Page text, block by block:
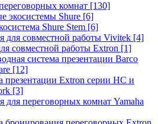
комнат [130]
экосистемы Shure [6]
Shure Stem [6]
для совместной работы Vivitek [4]
совместной работы Extron [1]
система презентации Barco
[12]
презентации Extron серии HC и
[3]
для переговорных комнат Yamaha